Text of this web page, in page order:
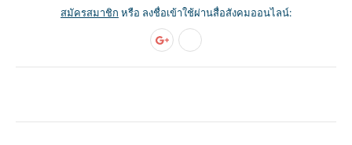
สมัครสมาชิก หรือ ลงชื่อเข้าใช้ผ่านสื่อสังคมออนไลน์: